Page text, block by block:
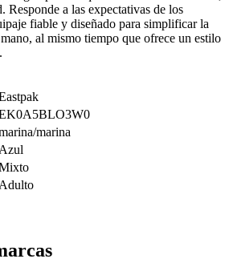
a las expectativas de los
fiable y diseñado para simplificar la
al mismo tiempo que ofrece un estilo
marina
Azul
Adulto